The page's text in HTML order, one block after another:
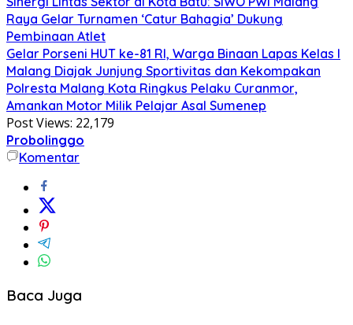
Raya Gelar Turnamen ‘Catur Bahagia’ Dukung
Pembinaan Atlet
Gelar Porseni HUT ke-81 RI, Warga Binaan Lapas Kelas I
Malang Diajak Junjung Sportivitas dan Kekompakan
Polresta Malang Kota Ringkus Pelaku Curanmor,
Amankan Motor Milik Pelajar Asal Sumenep
Post Views: 22,179
Probolinggo
Komentar
Baca Juga